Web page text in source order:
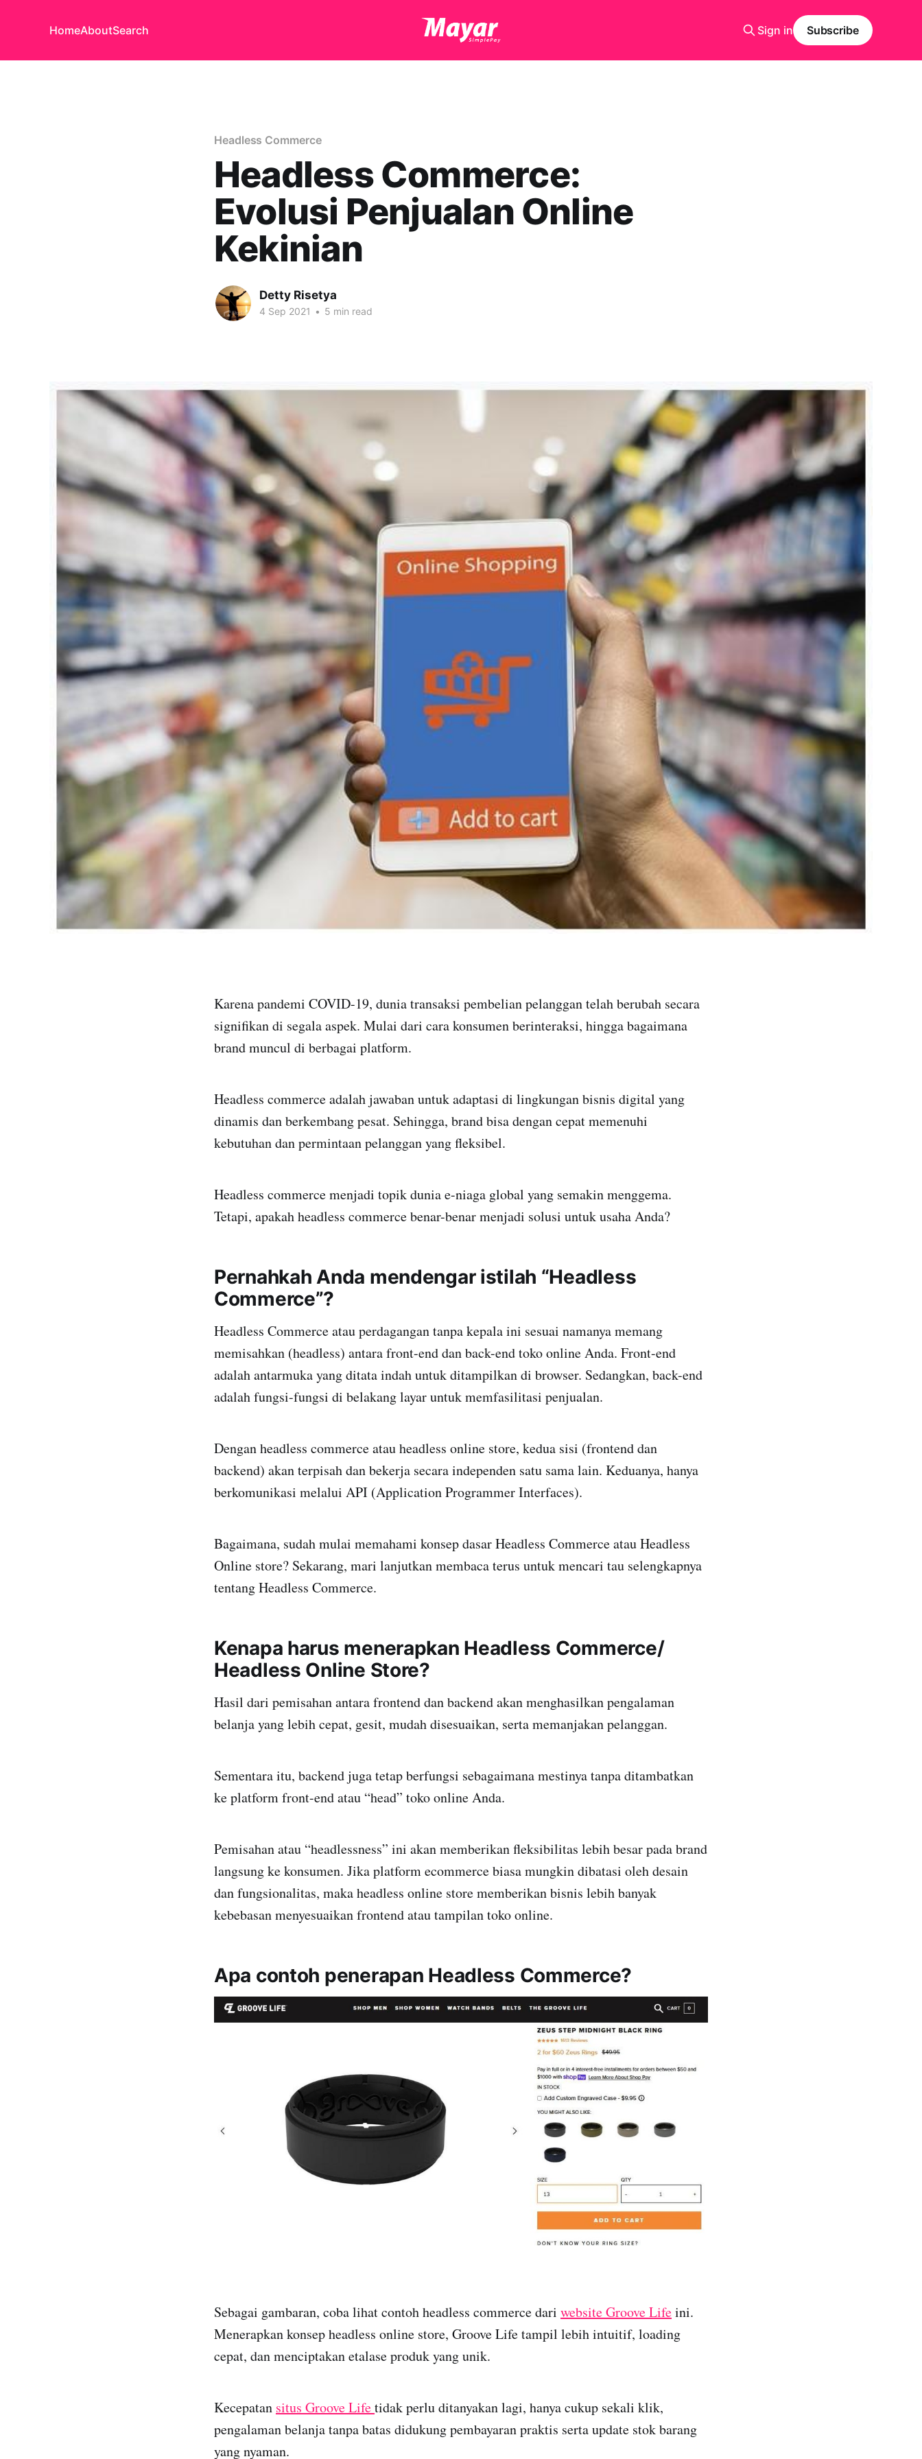
HomeAboutSearch Sign in Subscribe
Headless Commerce
Headless Commerce:
Evolusi Penjualan Online
Kekinian
Detty Risetya
4 Sep 2021 • 5 min read
Karena pandemi COVID-19, dunia transaksi pembelian pelanggan telah berubah secara
signifikan di segala aspek. Mulai dari cara konsumen berinteraksi, hingga bagaimana
brand muncul di berbagai platform.
Headless commerce adalah jawaban untuk adaptasi di lingkungan bisnis digital yang
dinamis dan berkembang pesat. Sehingga, brand bisa dengan cepat memenuhi
kebutuhan dan permintaan pelanggan yang fleksibel.
Headless commerce menjadi topik dunia e-niaga global yang semakin menggema.
Tetapi, apakah headless commerce benar-benar menjadi solusi untuk usaha Anda?
Pernahkah Anda mendengar istilah “Headless
Commerce”?
Headless Commerce atau perdagangan tanpa kepala ini sesuai namanya memang
memisahkan (headless) antara front-end dan back-end toko online Anda. Front-end
adalah antarmuka yang ditata indah untuk ditampilkan di browser. Sedangkan, back-end
adalah fungsi-fungsi di belakang layar untuk memfasilitasi penjualan.
Dengan headless commerce atau headless online store, kedua sisi (frontend dan
backend) akan terpisah dan bekerja secara independen satu sama lain. Keduanya, hanya
berkomunikasi melalui API (Application Programmer Interfaces).
Bagaimana, sudah mulai memahami konsep dasar Headless Commerce atau Headless
Online store? Sekarang, mari lanjutkan membaca terus untuk mencari tau selengkapnya
tentang Headless Commerce.
Kenapa harus menerapkan Headless Commerce/
Headless Online Store?
Hasil dari pemisahan antara frontend dan backend akan menghasilkan pengalaman
belanja yang lebih cepat, gesit, mudah disesuaikan, serta memanjakan pelanggan.
Sementara itu, backend juga tetap berfungsi sebagaimana mestinya tanpa ditambatkan
ke platform front-end atau “head” toko online Anda.
Pemisahan atau “headlessness” ini akan memberikan fleksibilitas lebih besar pada brand
langsung ke konsumen. Jika platform ecommerce biasa mungkin dibatasi oleh desain
dan fungsionalitas, maka headless online store memberikan bisnis lebih banyak
kebebasan menyesuaikan frontend atau tampilan toko online.
Apa contoh penerapan Headless Commerce?
Sebagai gambaran, coba lihat contoh headless commerce dari website Groove Lifeini.
Menerapkan konsep headless online store, Groove Life tampil lebih intuitif, loading
cepat, dan menciptakan etalase produk yang unik.
Kecepatan situs Groove Lifetidak perlu ditanyakan lagi, hanya cukup sekali klik,
pengalaman belanja tanpa batas didukung pembayaran praktis serta update stok barang
yang nyaman.